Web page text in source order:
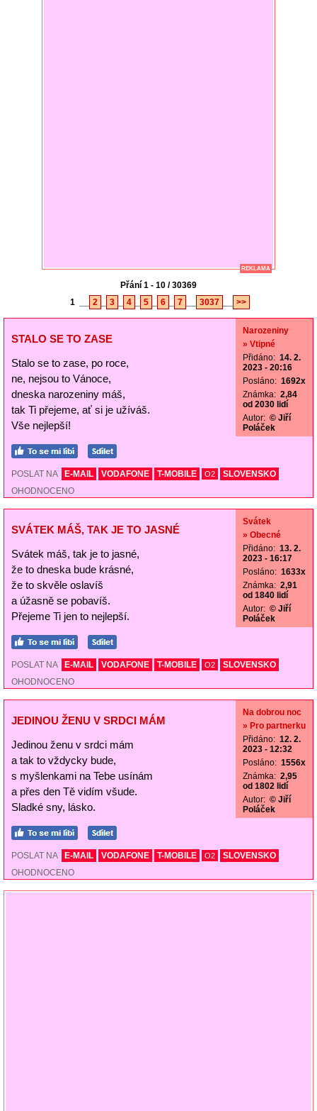
REKLAMA
Přání 1 - 10 / 30369
1
2 3 4 5 6 7 3037 >>
STALO SE TO ZASE
Stalo se to zase, po roce,
ne, nejsou to Vánoce,
dneska narozeniny máš,
tak Ti přejeme, ať si je užíváš.
Vše nejlepší!
Narozeniny
» Vtipné
Přidáno: 14. 2.
2023 - 20:16
Posláno: 1692x
Známka: 2,84
od 2030 lidí
Autor: © Jiří
Poláček
POSLAT NA E-MAIL VODAFONE T-MOBILE O2
SLOVENSKO
OHODNOCENO
SVÁTEK MÁŠ, TAK JE TO JASNÉ
Svátek máš, tak je to jasné,
že to dneska bude krásné,
že to skvěle oslavíš
a úžasně se pobavíš.
Přejeme Ti jen to nejlepší.
Svátek
» Obecné
Přidáno: 13. 2.
2023 - 16:17
Posláno: 1633x
Známka: 2,91
od 1840 lidí
Autor: © Jiří
Poláček
POSLAT NA E-MAIL VODAFONE T-MOBILE O2
SLOVENSKO
OHODNOCENO
JEDINOU ŽENU V SRDCI MÁM
Jedinou ženu v srdci mám
a tak to vždycky bude,
s myšlenkami na Tebe usínám
a přes den Tě vidím všude.
Sladké sny, lásko.
Na dobrou noc
» Pro partnerku
Přidáno: 12. 2.
2023 - 12:32
Posláno: 1556x
Známka: 2,95
od 1802 lidí
Autor: © Jiří
Poláček
POSLAT NA E-MAIL VODAFONE T-MOBILE O2
SLOVENSKO
OHODNOCENO